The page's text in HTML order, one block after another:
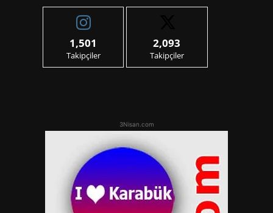
1,501
Takipçiler
2,093
Takipçiler
3Nisan.com